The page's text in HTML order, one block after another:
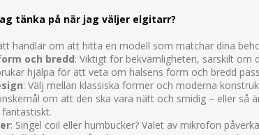
tänka på när jag väljer elgitarr?
handlar om att hitta en modell som matchar dina
och bredd: Viktigt för bekvämligheten, särskilt om
hjälpa för att veta om halsens form och bredd
: Välj mellan klassiska former och moderna
om att den ska vara nätt och smidig – eller
: Singel coil eller humbucker? Valet av mikrofon